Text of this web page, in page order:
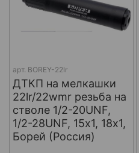
арт. BOREY-22lr
ДТКП на мелкашки
22lr/22wmr резьба на
стволе 1/2-20UNF,
1/2-28UNF, 15х1, 18х1,
Борей (Россия)